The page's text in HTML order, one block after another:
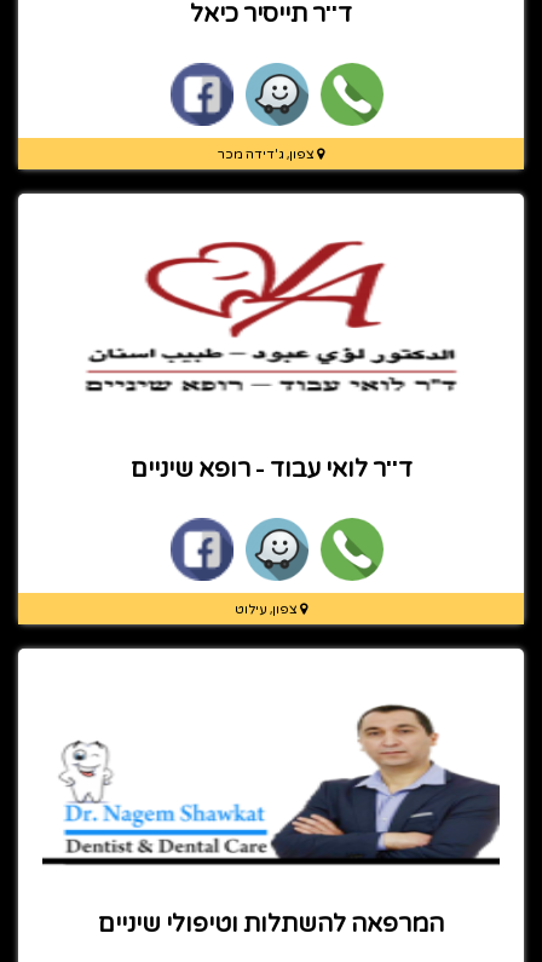
ד''ר תייסיר כיאל
צפון, ג'דידה מכר
ד''ר לואי עבוד - רופא שיניים
צפון, עילוט
המרפאה להשתלות וטיפולי שיניים